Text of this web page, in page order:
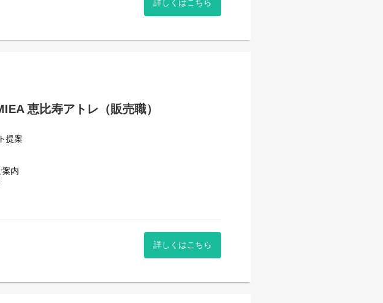
詳しくはこちら
恵比寿アトレ（販売職）
提案
案内
めのコーディネートの発信を行っています！
に変更はありません）
詳しくはこちら